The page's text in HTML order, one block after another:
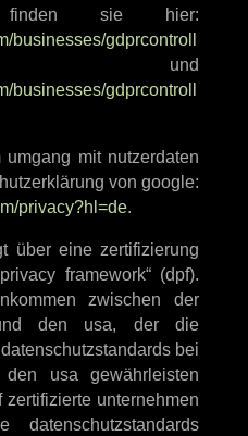
finden sie hier:
businesses/gdprcontroll
businesses/gdprcontroll
mit nutzerdaten
von google:
privacy?hl=de.
über eine zertifizierung
framework“ (dpf).
zwischen der
den usa, der die
bei
den usa gewährleisten
unternehmen
datenschutzstandards